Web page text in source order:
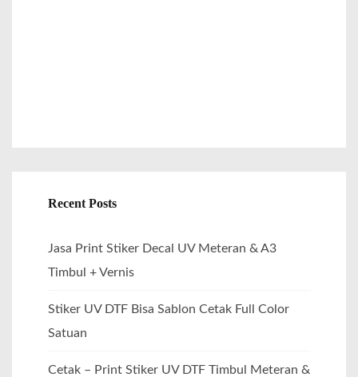
Recent Posts
Jasa Print Stiker Decal UV Meteran & A3
Timbul + Vernis
Stiker UV DTF Bisa Sablon Cetak Full Color
Satuan
Cetak – Print Stiker UV DTF Timbul Meteran &